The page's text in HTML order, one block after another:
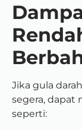
Jika gula
segera, dapat
seperti: